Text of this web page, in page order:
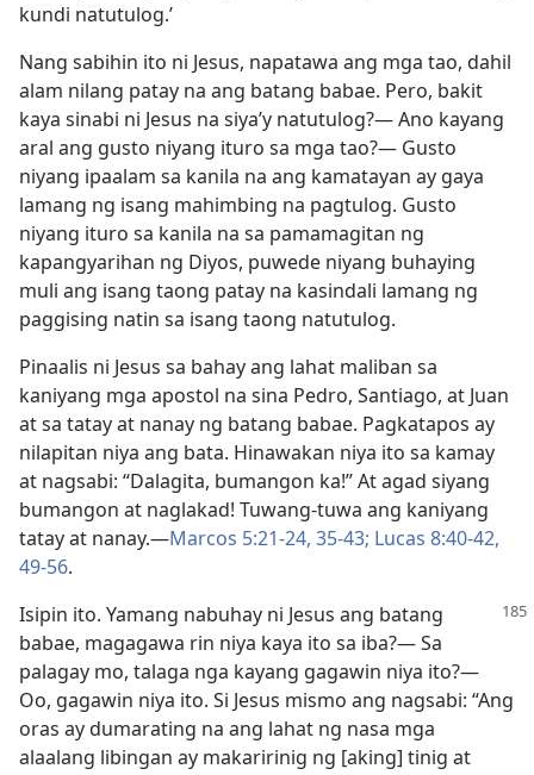
kundi natutulog.’
Nang sabihin ito ni Jesus, napatawa ang mga tao, dahil
alam nilang patay na ang batang babae. Pero, bakit
kaya sinabi ni Jesus na siya’y natutulog?​— Ano kayang
aral ang gusto niyang ituro sa mga tao?​— Gusto
niyang ipaalam sa kanila na ang kamatayan ay gaya
lamang ng isang mahimbing na pagtulog. Gusto
niyang ituro sa kanila na sa pamamagitan ng
kapangyarihan ng Diyos, puwede niyang buhaying
muli ang isang taong patay na kasindali lamang ng
paggising natin sa isang taong natutulog.
Pinaalis ni Jesus sa bahay ang lahat maliban sa
kaniyang mga apostol na sina Pedro, Santiago, at Juan
at sa tatay at nanay ng batang babae. Pagkatapos ay
nilapitan niya ang bata. Hinawakan niya ito sa kamay
at nagsabi: “Dalagita, bumangon ka!” At agad siyang
bumangon at naglakad! Tuwang-tuwa ang kaniyang
tatay at nanay.​—Marcos 5:21-24, 35-43; Lucas 8:40-42,
49-56.
Isipin ito. Yamang nabuhay ni Jesus ang batang
babae, magagawa rin niya kaya ito sa iba?​— Sa
palagay mo, talaga nga kayang gagawin niya ito?​—
Oo, gagawin niya ito. Si Jesus mismo ang nagsabi: “Ang
oras ay dumarating na ang lahat ng nasa mga
alaalang libingan ay makaririnig ng [aking] tinig at